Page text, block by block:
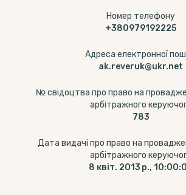
Номер телефону
+380979192225
Адреса електронної
ak.reveruk@ukr.net
№ свідоцтва про право на
арбітражного
783
Дата видачі про право на
арбітражного
8 квіт. 2013 р.,